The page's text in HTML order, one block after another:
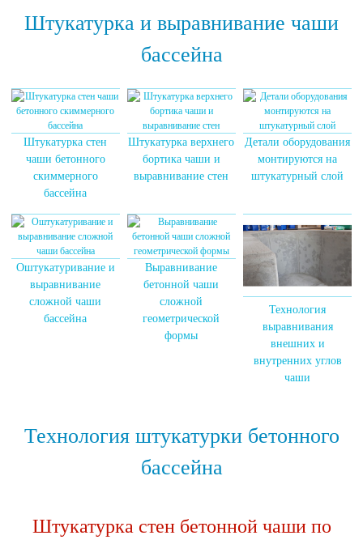
Штукатурка и выравнивание чаши
бассейна
Штукатурка стен
чаши бетонного
скиммерного
бассейна
Штукатурка верхнего
бортика чаши и
выравнивание стен
Детали оборудования
монтируются на
штукатурный слой
Оштукатуривание и
выравнивание
сложной чаши
бассейна
Выравнивание
бетонной чаши
сложной
геометрической
формы
Технология
выравнивания
внешних и
внутренних углов
чаши
Технология штукатурки бетонного
бассейна
Штукатурка стен бетонной чаши по